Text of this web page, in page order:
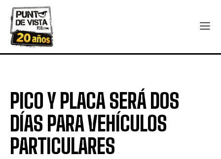
PICO Y PLACA SERÁ DOS
DÍAS PARA VEHÍCULOS
PARTICULARES